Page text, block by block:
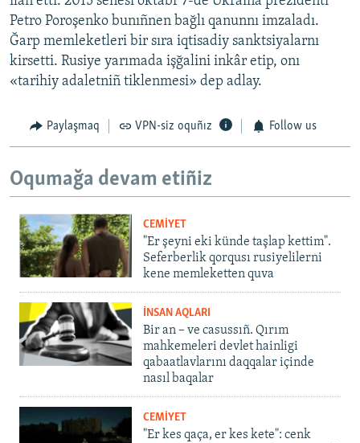
Petro Poroşenko bunıñnen bağlı qanunnı imzaladı.
Ğarp memleketleri bir sıra iqtisadiy sanktsiyalarnı
kirsetti. Rusiye yarımada işğalini inkâr etip, onı
«tarihiy adaletniñ tiklenmesi» dep adlay.
Paylaşmaq VPN-siz oquñız Follow us
Oqumağa devam etiñiz
CEMİYET
"Er şeyni eki künde taşlap kettim".
Seferberlik qorqusı rusiyelilerni
kene memleketten quva
İNSAN AQLARI
Bir an – ve casussıñ. Qırım
mahkemeleri devlet hainligi
qabaatlavlarını daqqalar içinde
nasıl baqalar
CEMİYET
"Er kes qaça, er kes kete": cenk